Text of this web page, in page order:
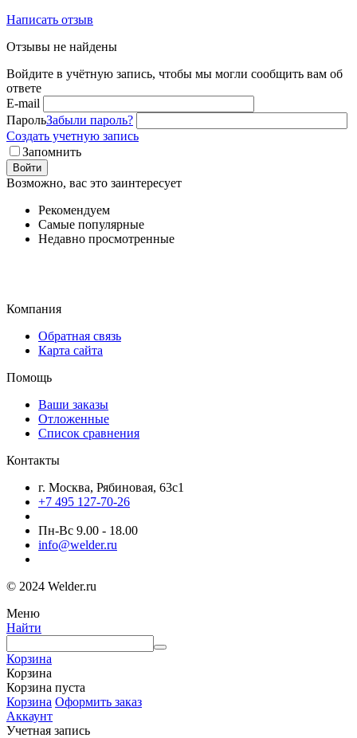
Написать отзыв
Отзывы не найдены
Войдите в учётную запись, чтобы мы могли сообщить вам об
ответе
E-mail
ПарольЗабыли пароль?
Создать учетную запись
Запомнить
Войти
Возможно, вас это заинтересует
Рекомендуем
Самые популярные
Недавно просмотренные
Компания
Обратная связь
Карта сайта
Помощь
Ваши заказы
Отложенные
Список сравнения
Контакты
г. Москва, Рябиновая, 63с1
+7 495 127-70-26
Пн-Вс 9.00 - 18.00
info@welder.ru
© 2024 Welder.ru
Меню
Найти
Корзина
Корзина
Корзина пуста
Корзина Оформить заказ
Аккаунт
Учетная запись